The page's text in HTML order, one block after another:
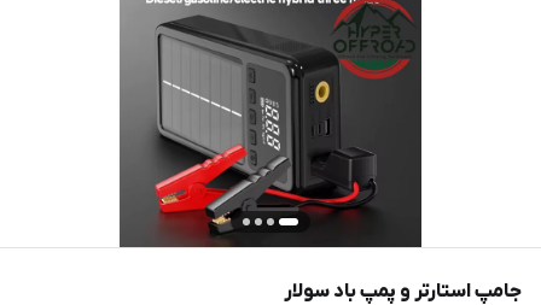
جامپ استارتر و پمپ باد سولار